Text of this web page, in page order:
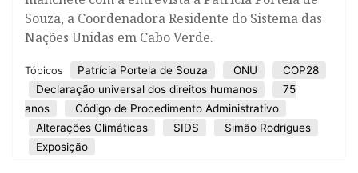
Souza, a Coordenadora Residente do Sistema das
Nações Unidas em Cabo Verde.
Tópicos Patrícia Portela de Souza ONU
COP28
Declaração universal dos direitos humanos
75
anos
Código de Procedimento Administrativo
Alterações Climáticas
SIDS
Simão Rodrigues
Exposição